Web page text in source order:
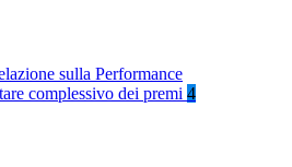
sulla Performance
complessivo dei premi 4